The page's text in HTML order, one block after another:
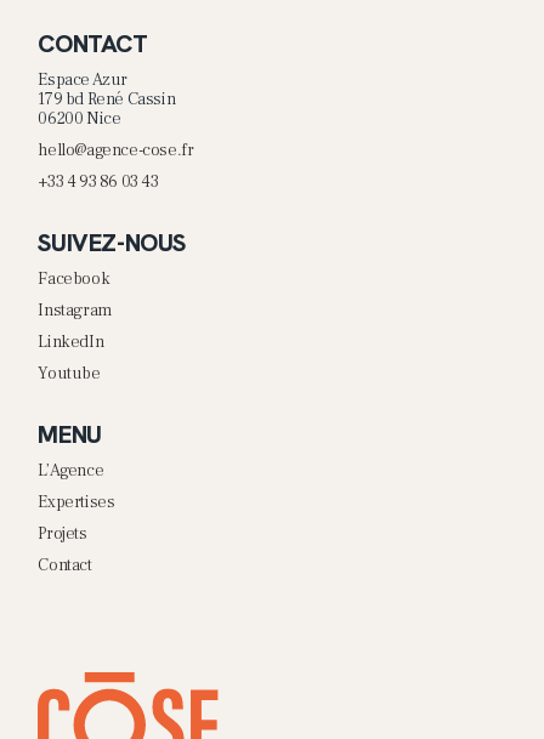
CONTACT
Espace Azur
179 bd René Cassin
06200 Nice
hello@agence-cose.fr
+33 4 93 86 03 43
SUIVEZ-NOUS
Facebook
Instagram
LinkedIn
Youtube
MENU
L’Agence
Expertises
Projets
Contact